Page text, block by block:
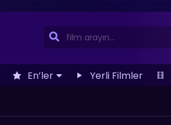
En’ler Yerli Filmler